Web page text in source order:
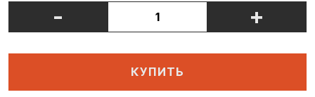
- +
КУПИТЬ